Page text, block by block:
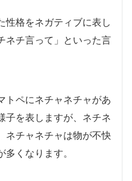
性格をネガティブに表し
ネチ言って」といった言
トペにネチャネチャがあ
子を表しますが、ネチネ
ネチャネチャは物が不快
くなります。